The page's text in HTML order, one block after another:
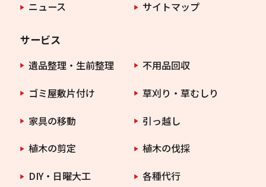
ニュース
サイトマップ
サービス
遺品整理・生前整理
不用品回収
ゴミ屋敷片付け
草刈り・草むしり
家具の移動
引っ越し
植木の剪定
植木の伐採
DIY・日曜大工
各種代行